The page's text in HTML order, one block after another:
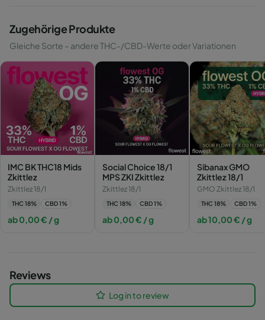
Zugehörige Produkte
Gleiche Sorte – andere THC-/CBD-Werte oder Variationen
IMC BK THC18 Mids
Zkittlez
Zkittlez 18/1
THC 18% CBD1%
ab0,00€ / g
Social Choice 18/1
MPS ZKI Zkittlez
Zkittlez 18/1
THC 18% CBD1%
ab0,00€ / g
Sibanax GMO
Zkittlez 18/1
GMO Zkittlez 18/1
THC 18% CBD1%
ab10,00€ / g
Reviews
Log in to review